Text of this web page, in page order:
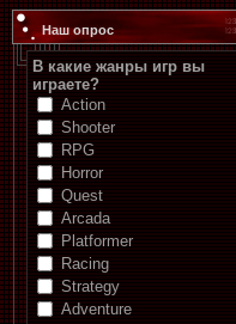
Наш опрос
В какие жанры игр вы
играете?
Action
Shooter
RPG
Horror
Quest
Arcada
Platformer
Racing
Strategy
Adventure